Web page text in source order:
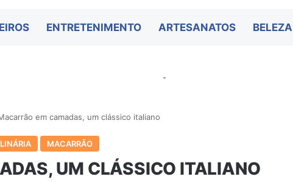
ENTRETENIMENTO ARTESANATOS BELEZA
-
em camadas, um clássico italiano
MACARRÃO
UM CLÁSSICO ITALIANO